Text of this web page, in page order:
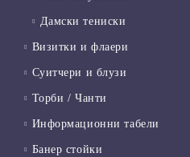
Дамски тениски
Визитки и флаери
Суитчери и блузи
Торби / Чанти
Информационни табели
Банер стойки